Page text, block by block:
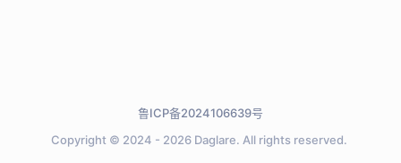
Copyright © 2024 - 2026 Daglare. All rights reserved.
鲁ICP备2024106639号